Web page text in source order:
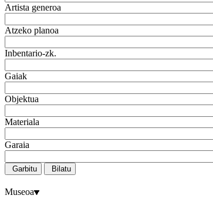
Artista generoa
Atzeko planoa
Inbentario-zk.
Gaiak
Objektua
Materiala
Garaia
Garbitu Bilatu
Museoa